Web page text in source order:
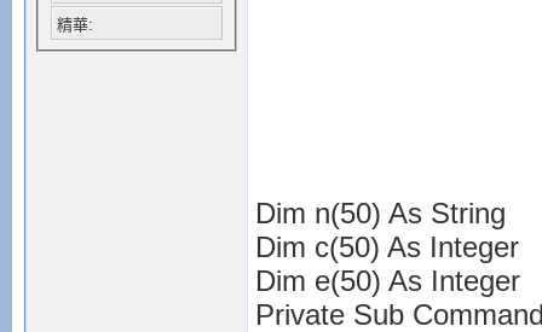
精華:
Dim n(50) As String
Dim c(50) As Integer
Dim e(50) As Integer
Private Sub